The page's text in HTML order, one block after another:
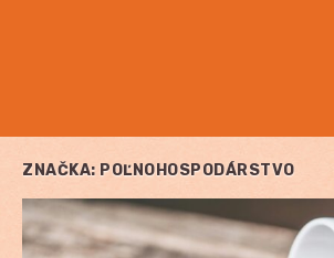
ZNAČKA: POĽNOHOSPODÁRSTVO